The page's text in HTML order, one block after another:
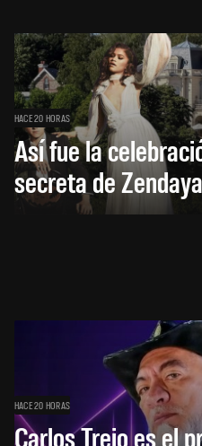
HACE 20 HORAS
Así fue la
secreta de
HACE 20 HORAS
Carlos Trejo es el